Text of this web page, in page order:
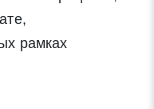
рамках